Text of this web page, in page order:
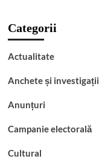
Categorii
Actualitate
Anchete și investigații
Anunțuri
Campanie electorală
Cultural